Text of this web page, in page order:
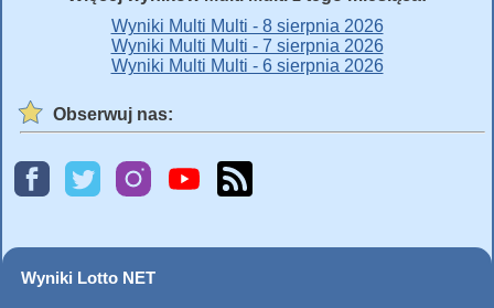
Wyniki Multi Multi - 8 sierpnia 2026
Wyniki Multi Multi - 7 sierpnia 2026
Wyniki Multi Multi - 6 sierpnia 2026
Obserwuj nas:
Wyniki Lotto NET